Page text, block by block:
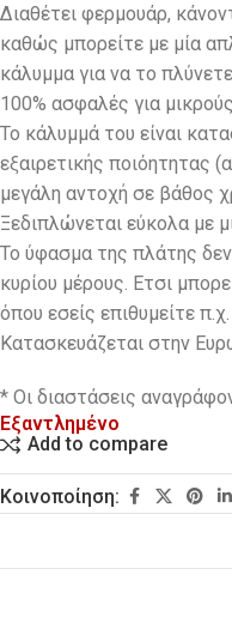
Διαθέτει φερμουάρ,
καθώς μπορείτε με μία
κάλυμμα για να το πλύνετε
100% ασφαλές για
Το κάλυμμά του είναι
εξαιρετικής ποιόητητας
μεγάλη αντοχή σε βάθος
Ξεδιπλώνεται εύκολα με
Το ύφασμα της πλάτης
κυρίου μέρους. Ετσι
όπου εσείς επιθυμείτε
Κατασκευάζεται στην
* Οι διαστάσεις
Εξαντλημένο
Add to compare
Κοινοποίηση: